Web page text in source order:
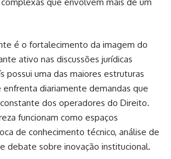
é o fortalecimento da imagem do
ativo nas discussões jurídicas
possui uma das maiores estruturas
enfrenta diariamente demandas que
dos operadores do Direito.
funcionam como espaços
de conhecimento técnico, análise de
debate sobre inovação institucional.